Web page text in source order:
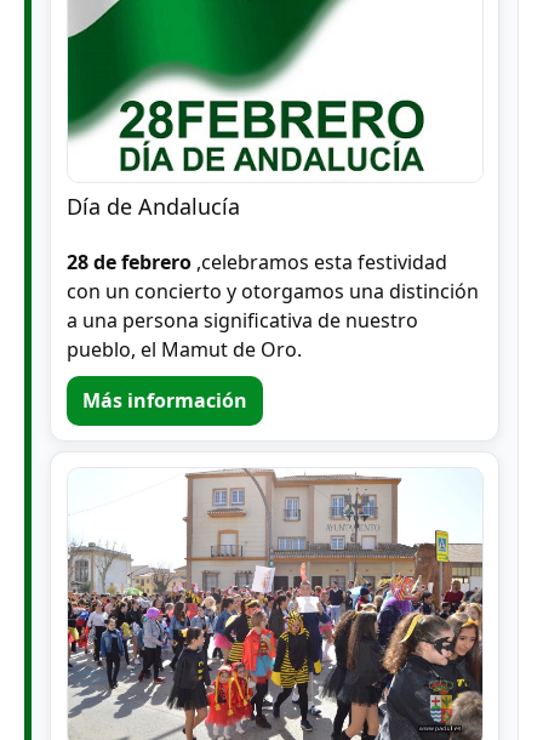
Día de Andalucía
28 de febrero,celebramos esta festividad
con un concierto y otorgamos una distinción
a una persona significativa de nuestro
pueblo, el Mamut de Oro.
Más información